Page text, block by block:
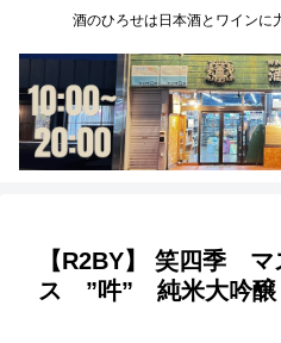
酒のひろせは日本酒とワインに
【R2BY】 笑四季 マ
ス ”吽” 純米大吟醸